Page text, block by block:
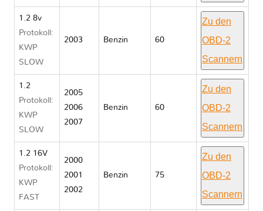
1.2 8v
Protokoll:
KWP
SLOW
2003 Benzin 60
Zu den
OBD-2
Scannern
1.2
Protokoll:
KWP
SLOW
2005
2006
2007
Benzin 60
Zu den
OBD-2
Scannern
1.2 16V
Protokoll:
KWP
FAST
2000
2001
2002
Benzin 75
Zu den
OBD-2
Scannern